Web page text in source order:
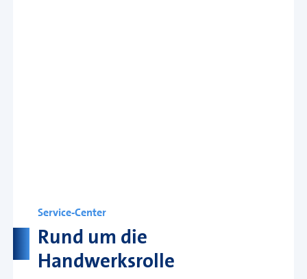
Service-Center
Rund um die
Handwerksrolle